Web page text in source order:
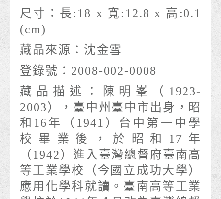
尺寸： 長:18 x 寬:12.8 x 高:0.1
(cm)
藏品來源： 沈金雪
登錄號： 2008-002-0008
藏品描述：
陳明峯（1923-
2003），臺中州臺中市出身，昭
和16年（1941）台中第一中學
校畢業後，於昭和17年
（1942）進入臺灣總督府臺南高
等工業學校（今國立成功大學）
應用化學科就讀。臺南高等工業